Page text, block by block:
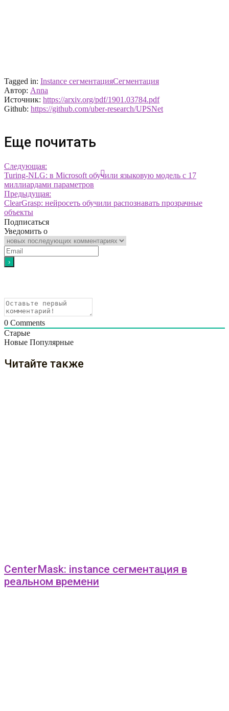
Tagged in: Instance сегментацияСегментация
Автор: Anna
Источник: https://arxiv.org/pdf/1901.03784.pdf
Github: https://github.com/uber-research/UPSNet
Еще почитать
Следующая:
Turing-NLG: в Microsoft обучили языковую модель с 17
миллиардами параметров
Предыдущая:
ClearGrasp: нейросеть обучили распознавать прозрачные
объекты
Подписаться
Уведомить о
0 Comments
Старые
Новые Популярные
Читайте также
CenterMask: instance сегментация в
реальном времени